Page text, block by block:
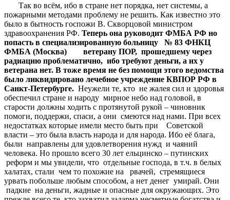
Так во всём, ибо в стране нет порядка, нет системы, а
пожарными методами проблему не решить. Как известно это
было в бытность госпожи В. Скворцовой министром
здравоохранения РФ. Теперь она руководит ФМБА РФ но
попасть в специализированную больницу № 83 ФНКЦ
ФМБА (Москва) ветерану ПОР, прошедшему через
радиацию проблематично, ибо требуют деньги, а их у
ветерана нет. В тоже время не без помощи этого ведомства
было ликвидировано лечебное учреждение КВПОР РФ в
Санкт-Петербурге. Неужели те, кто не жалея сил и здоровья
обеспечил стране и народу мирное небо над головой, в
старости должны ходить с протянутой рукой – чиновник
помоги, поддержи, спаси, а они смеются над нами. При всех
недостатках которые имели место быть при Советской
власти – это была власть народа и для народа. Ибо её блага,
были направлены для удовлетворения нужд и чаяний
человека. Но прошло всего 30 лет ельцинско – путинских
реформ и мы увидели, что отдельные господа, в т.ч. в белых
халатах, стали чем то похожие на рвачей, стремящиеся
урвать побольше любым способом, а нет денег умирай. Они
падкие на деньги, жадные и опасные для окружающих. Это